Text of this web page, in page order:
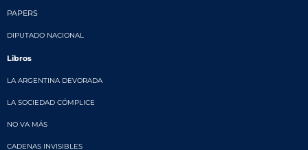
PAPERS
DIPUTADO NACIONAL
Libros
LA ARGENTINA DEVORADA
LA SOCIEDAD CÓMPLICE
NO VA MÁS
CADENAS INVISIBLES